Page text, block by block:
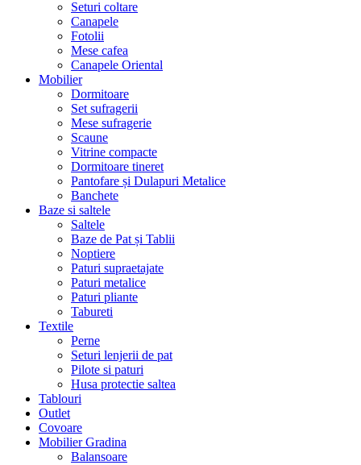
Seturi coltare
Canapele
Fotolii
Mese cafea
Canapele Oriental
Mobilier
Dormitoare
Set sufragerii
Mese sufragerie
Scaune
Vitrine compacte
Dormitoare tineret
Pantofare și Dulapuri Metalice
Banchete
Baze si saltele
Saltele
Baze de Pat și Tablii
Noptiere
Paturi supraetajate
Paturi metalice
Paturi pliante
Tabureti
Textile
Perne
Seturi lenjerii de pat
Pilote si paturi
Husa protectie saltea
Tablouri
Outlet
Covoare
Mobilier Gradina
Balansoare